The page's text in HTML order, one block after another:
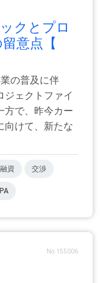
クとプロ
意点【
の普及に伴
ジェクトファイ
方で、昨今カー
向けて、新たな
融資 交渉
No.155006